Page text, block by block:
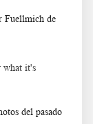
Fuellmich de
what it's
del pasado